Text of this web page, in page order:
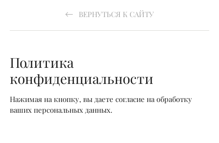
ВЕРНУТЬСЯ К САЙТУ
Политика
конфиденциальности
Нажимая на кнопку, вы даете согласие на обработку
ваших персональных данных.